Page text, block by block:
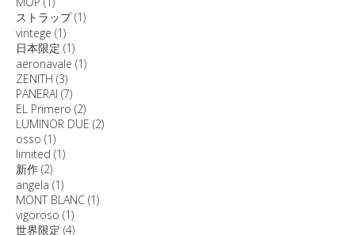
ストラップ(1)
vintege (1)
日本限定 (1)
aeronavale (1)
ZENITH (3)
PANERAI (7)
EL Primero (2)
LUMINOR DUE (2)
osso (1)
limited (1)
新作 (2)
angela (1)
MONT BLANC (1)
vigoroso (1)
世界限定 (4)